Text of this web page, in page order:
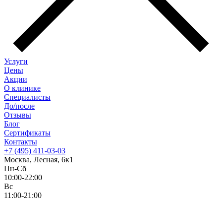
Услуги
Цены
Акции
О клинике
Специалисты
До/после
Отзывы
Блог
Сертификаты
Контакты
+7 (495) 411-03-03
Москва, Лесная, 6к1
Пн-Сб
10:00-22:00
Вс
11:00-21:00